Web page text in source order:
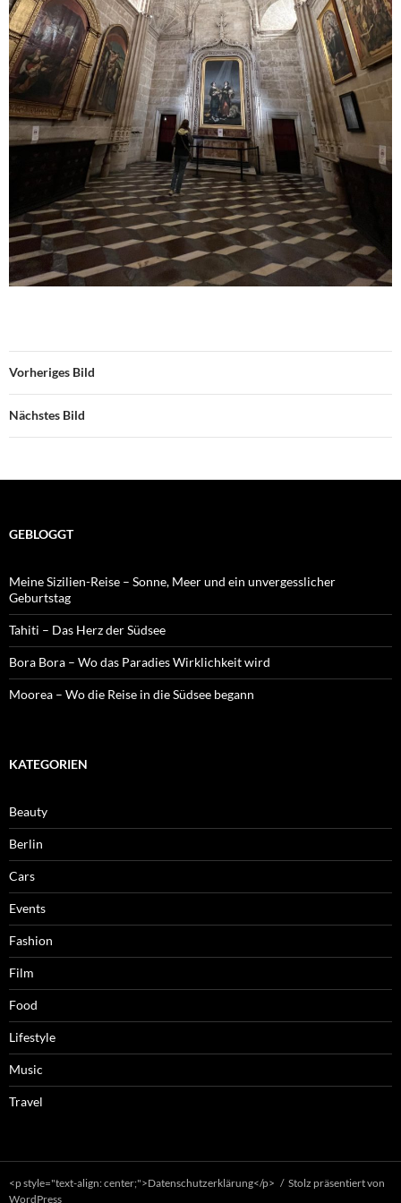
Vorheriges Bild
Nächstes Bild
GEBLOGGT
Meine Sizilien-Reise – Sonne, Meer und ein unvergesslicher
Geburtstag
Tahiti – Das Herz der Südsee
Bora Bora – Wo das Paradies Wirklichkeit wird
Moorea – Wo die Reise in die Südsee begann
KATEGORIEN
Beauty
Berlin
Cars
Events
Fashion
Film
Food
Lifestyle
Music
Travel
<p style="text-align: center;">Datenschutzerklärung</p>
Stolz präsentiert von
WordPress